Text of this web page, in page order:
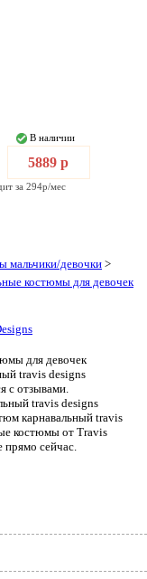
В наличии
5889 р
за 294р/мес
мальчики/девочки >
костюмы для девочек
для девочек
travis designs
с отзывами.
travis designs
карнавальный travis
костюмы от Travis
прямо сейчас.